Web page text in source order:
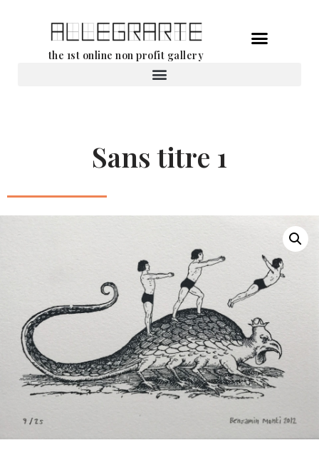
the 1st online non profit gallery
Sans titre 1